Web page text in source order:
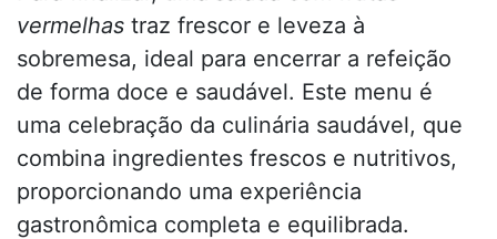
vermelhas traz frescor e leveza à
sobremesa, ideal para encerrar a refeição
de forma doce e saudável. Este menu é
uma celebração da culinária saudável, que
combina ingredientes frescos e nutritivos,
proporcionando uma experiência
gastronômica completa e equilibrada.